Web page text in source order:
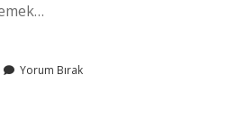
Yorum Bırak